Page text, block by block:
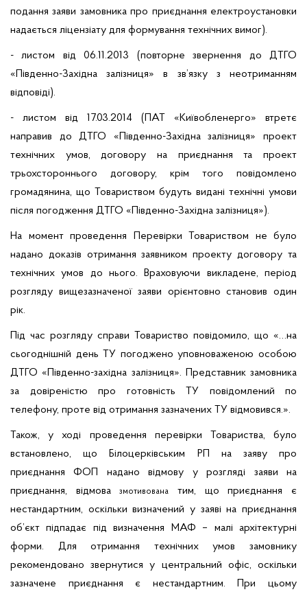
подання заяви замовника про приєднання електроустановки
надається ліцензіату для формування технічних вимог).
- листом від 06.11.2013 (повторне звернення до ДТГО
«Південно-Західна залізниця» в зв’язку з неотриманням
відповіді).
- листом від 17.03.2014 (ПАТ «Київобленерго» втретє
направив до ДТГО «Південно-Західна залізниця» проект
технічних умов, договору на приєднання та проект
трьохстороннього договору, крім того повідомлено
громадянина, що Товариством будуть видані технічні умови
після погодження ДТГО «Південно-Західна залізниця»).
На момент проведення Перевірки Товариством не було
надано доказів отримання заявником проекту договору та
технічних умов до нього. Враховуючи викладене, період
розгляду вищезазначеної заяви орієнтовно становив один
рік.
Під час розгляду справи Товариство повідомило, що «…на
сьогоднішній день ТУ погоджено уповноваженою особою
ДТГО «Південно-західна залізниця». Представник замовника
за довіреністю про готовність ТУ повідомлений по
телефону, проте від отримання зазначених ТУ відмовився.».
Також, у ході проведення перевірки Товариства, було
встановлено, що Білоцерківським РП на заяву про
приєднання ФОП надано відмову у розгляді заяви на
приєднання, відмовазмотивована
тим, що приєднання є
нестандартним, оскільки визначений у заяві на приєднання
об’єкт підпадає під визначення МАФ – малі архітектурні
форми. Для отримання технічних умов замовнику
рекомендовано звернутися у центральний офіс, оскільки
зазначене приєднання є нестандартним. При цьому